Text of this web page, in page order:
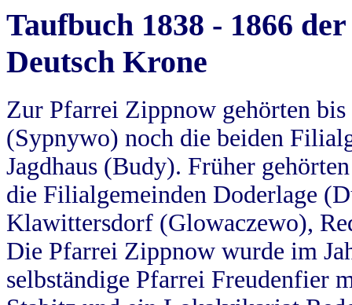
Taufbuch 1838 - 1866
Deutsch Krone
Zur Pfarrei Zippnow gehörten
(Sypnywo) noch die beiden
Jagdhaus (Budy). Früher
die Filialgemeinden Doderlage
Klawittersdorf (Glowaczewo),
Die Pfarrei Zippnow wurde im
selbständige Pfarrei Freudenfier